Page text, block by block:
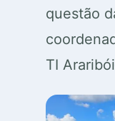
questão
TI